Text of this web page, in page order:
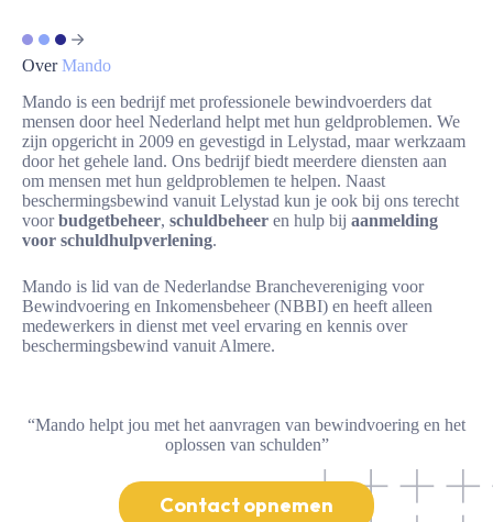
OverMando
Mando is een bedrijf met professionele bewindvoerders dat
mensen door heel Nederland helpt met hun geldproblemen. We
zijn opgericht in 2009 en gevestigd in Lelystad, maar werkzaam
door het gehele land. Ons bedrijf biedt meerdere diensten aan
om mensen met hun geldproblemen te helpen. Naast
beschermingsbewind vanuit Lelystad kun je ook bij ons terecht
voorbudgetbeheer, schuldbeheer en hulp bij aanmelding
voor schuldhulpverlening.
Mando is lid van de Nederlandse Branchevereniging voor
Bewindvoering en Inkomensbeheer (NBBI) en heeft alleen
medewerkers in dienst met veel ervaring en kennis over
beschermingsbewind vanuit Almere.
“Mando helpt jou met het aanvragen van bewindvoering en het
oplossen van schulden”
Contact opnemen